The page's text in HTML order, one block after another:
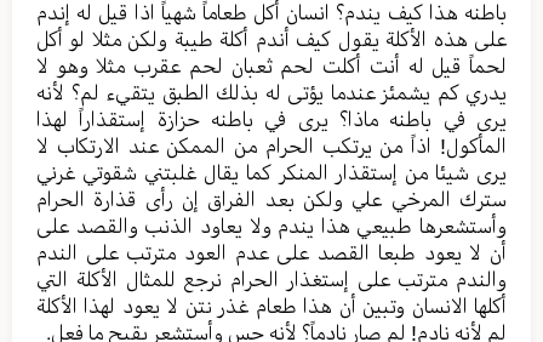
باطنه هذا کیف یندم؟ انسان أكل طعاماً شهیاً اذا قیل له إندم
علی هذه الأکلة یقول کیف أندم أكلة طیبة ولکن مثلا لو أکل
لحماً قیل له أنت أكلت لحم ثعبان لحم عقرب مثلا وهو لا
یدري کم یشمئز عندما یؤتی له بذلك الطبق یتقيء لم؟ لأنه
یری في باطنه ماذا؟ یری في باطنه حزازة إستقذاراً لهذا
المأکول! اذاً من یرتکب الحرام من الممکن عند الارتکاب لا
یری شیئا من إستقذار المنکر کما یقال غلبتني شقوتي غرني
سترك المرخي علي ولکن بعد الفراق إن رأى قذارة الحرام
وأستشعرها طبیعي هذا یندم ولا یعاود الذنب والقصد علی
أن لا یعود طبعا القصد علی عدم العود مترتب علی الندم
والندم مترتب علی إستغذار الحرام نرجع للمثال الأکلة التي
أکلها الانسان وتبین أن هذا طعام غذر نتن لا یعود لهذا الأکلة
لم لأنه نادم! لم صار نادماً؟ لأنه حس وأستشعر بقبح ما فعل.